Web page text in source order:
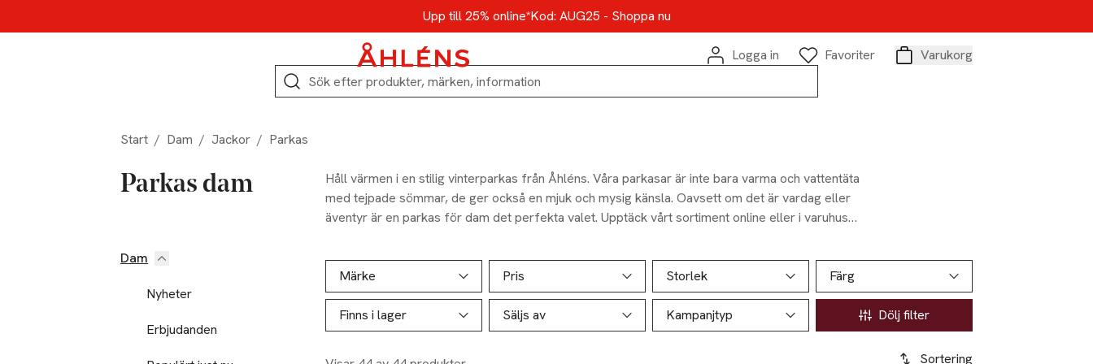
Upp till 25% online*Kod: AUG25 - Shoppa nu
Logga in
Favoriter
Varukorg
Sök
Start / Dam / Jackor / Parkas
Parkas dam
Håll värmen i en stilig vinterparkas från Åhléns. Våra parkasar är inte bara varma och vattentäta
med tejpade sömmar, de ger också en mjuk och mysig känsla. Oavsett om det är vardag eller
äventyr är en parkas för dam det perfekta valet. Upptäck vårt sortiment online eller i varuhus
Hoppa till produktsidan
Dam
Nyheter
Erbjudanden
Hoppa till produktsidan
Märke
Pris Storlek Färg
Finns i lager Säljs av Kampanjtyp Dölj filter
Sortering
Lista över produkter